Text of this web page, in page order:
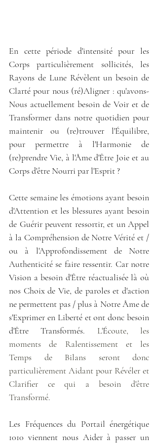
En cette période d'intensité pour les
Corps particulièrement sollicités, les
Rayons de Lune Révèlent un besoin de
Clarté pour nous (ré)Aligner : qu'avons-
Nous actuellement besoin de Voir et de
Transformer dans notre quotidien pour
maintenir ou (re)trouver l'Équilibre,
pour permettre à l'Harmonie de
(re)prendre Vie, à l'Âme d'Être Joie et au
Corps d'être Nourri par l'Esprit ?
Cette semaine les émotions ayant besoin
d'Attention et les blessures ayant besoin
de Guérir peuvent ressortir, et un Appel
à la Compréhension de Notre Vérité et /
ou à l'Approfondissement de Notre
Authenticité se faire ressentir. Car notre
Vision a besoin d'Être réactualisée là où
nos Choix de Vie, de paroles et d'action
ne permettent pas / plus à Notre Âme de
s'Exprimer en Liberté et ont donc besoin
d'Être Transformés. L'Écoute, les
moments de Ralentissement et les
Temps de Bilans seront donc
particulièrement Aidant pour Révéler et
Clarifier ce qui a besoin d'être
Transformé.
Les Fréquences du Portail énergétique
1010 viennent nous Aider à passer un